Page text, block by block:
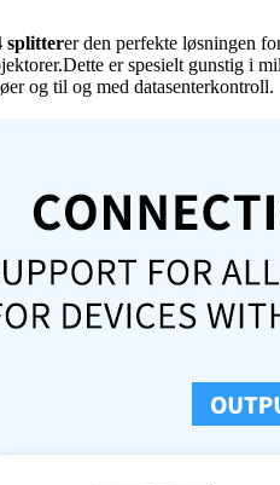
splitterer den perfekte løsningen
er spesielt gunstig i
og til og med datasenterkontroll.